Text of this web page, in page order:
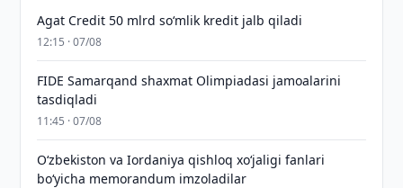
Agat Credit 50 mlrd so‘mlik kredit jalb qiladi
12:15 · 07/08
FIDE Samarqand shaxmat Olimpiadasi jamoalarini
tasdiqladi
11:45 · 07/08
Oʻzbekiston va Iordaniya qishloq xoʻjaligi fanlari
boʻyicha memorandum imzoladilar